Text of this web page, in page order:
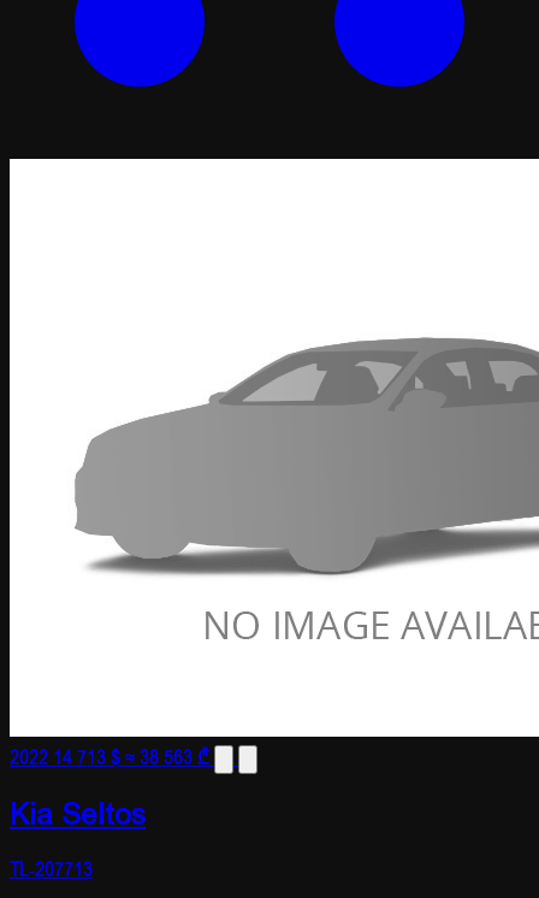
2022 14 713 $≈ 38 563 ₾
Kia Seltos
TL-207713